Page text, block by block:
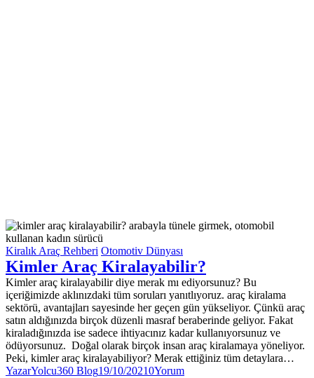
Kiralık Araç Rehberi Otomotiv Dünyası
Kimler Araç Kiralayabilir?
Kimler araç kiralayabilir diye merak mı ediyorsunuz? Bu
içeriğimizde aklınızdaki tüm soruları yanıtlıyoruz. araç kiralama
sektörü, avantajları sayesinde her geçen gün yükseliyor. Çünkü araç
satın aldığınızda birçok düzenli masraf beraberinde geliyor. Fakat
kiraladığınızda ise sadece ihtiyacınız kadar kullanıyorsunuz ve
ödüyorsunuz. Doğal olarak birçok insan araç kiralamaya yöneliyor.
Peki, kimler araç kiralayabiliyor? Merak ettiğiniz tüm detaylara…
YazarYolcu360 Blog19/10/20210Yorum